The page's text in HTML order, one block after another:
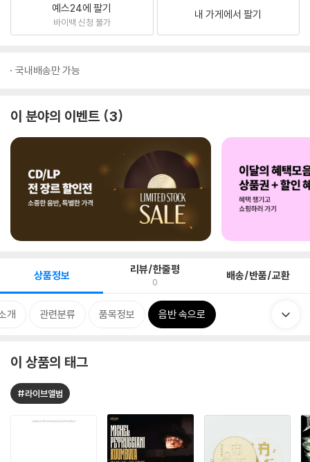
예스24에 팔기
바이백 신청 불가
내 가게에서 팔기
국내배송만 가능
이 분야의 이벤트 3
상품정보 리뷰/한줄평
0 배송/반품/교환
개 관련분류 품목정보 음반 속으로
이 상품의 태그
#라이브앨범